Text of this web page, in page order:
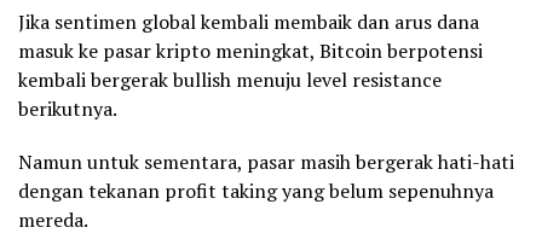
Jika sentimen global kembali membaik dan arus dana
masuk ke pasar kripto meningkat, Bitcoin berpotensi
kembali bergerak bullish menuju level resistance
berikutnya.
Namun untuk sementara, pasar masih bergerak hati-hati
dengan tekanan profit taking yang belum sepenuhnya
mereda.